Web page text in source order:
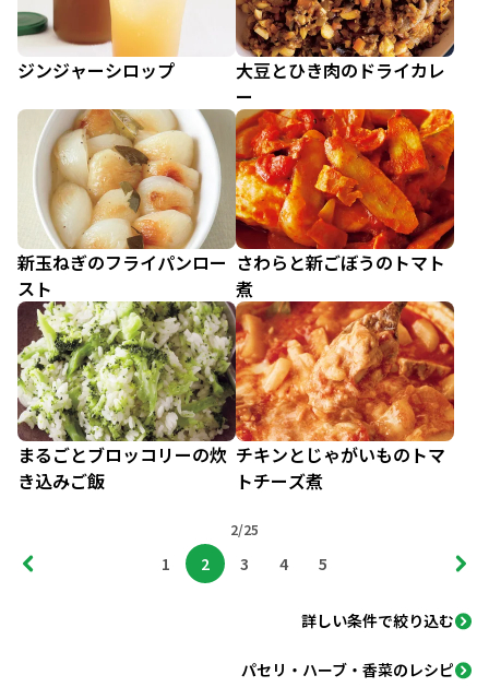
ジンジャーシロップ
大豆とひき肉のドライカレ
ー
新玉ねぎのフライパンロー
スト
さわらと新ごぼうのトマト
煮
まるごとブロッコリーの炊
き込みご飯
チキンとじゃがいものトマ
トチーズ煮
2/25
1 2 3 4 5
詳しい条件で絞り込む
パセリ・ハーブ・香菜のレシピ